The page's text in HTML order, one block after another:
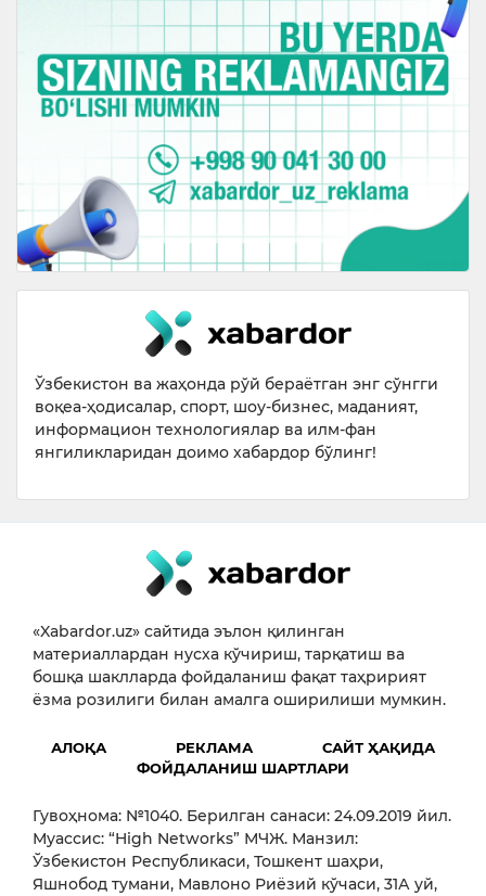
Ўзбекистон ва жаҳонда рўй бераётган энг сўнгги
воқеа-ҳодисалар, спорт, шоу-бизнес, маданият,
информацион технологиялар ва илм-фан
янгиликларидан доимо хабардор бўлинг!
«Xabardor.uz» сайтида эълон қилинган
материаллардан нусха кўчириш, тарқатиш ва
бошқа шаклларда фойдаланиш фақат таҳририят
ёзма розилиги билан амалга оширилиши мумкин.
АЛОҚА РЕКЛАМА
САЙТ ҲАҚИДА
ФОЙДАЛАНИШ ШАРТЛАРИ
Гувоҳнома: №1040. Берилган санаси: 24.09.2019 йил.
Муассис: “High Networks” МЧЖ. Манзил:
Ўзбекистон Республикаси, Тошкент шаҳри,
Яшнобод тумани, Мавлоно Риёзий кўчаси, 31А уй,